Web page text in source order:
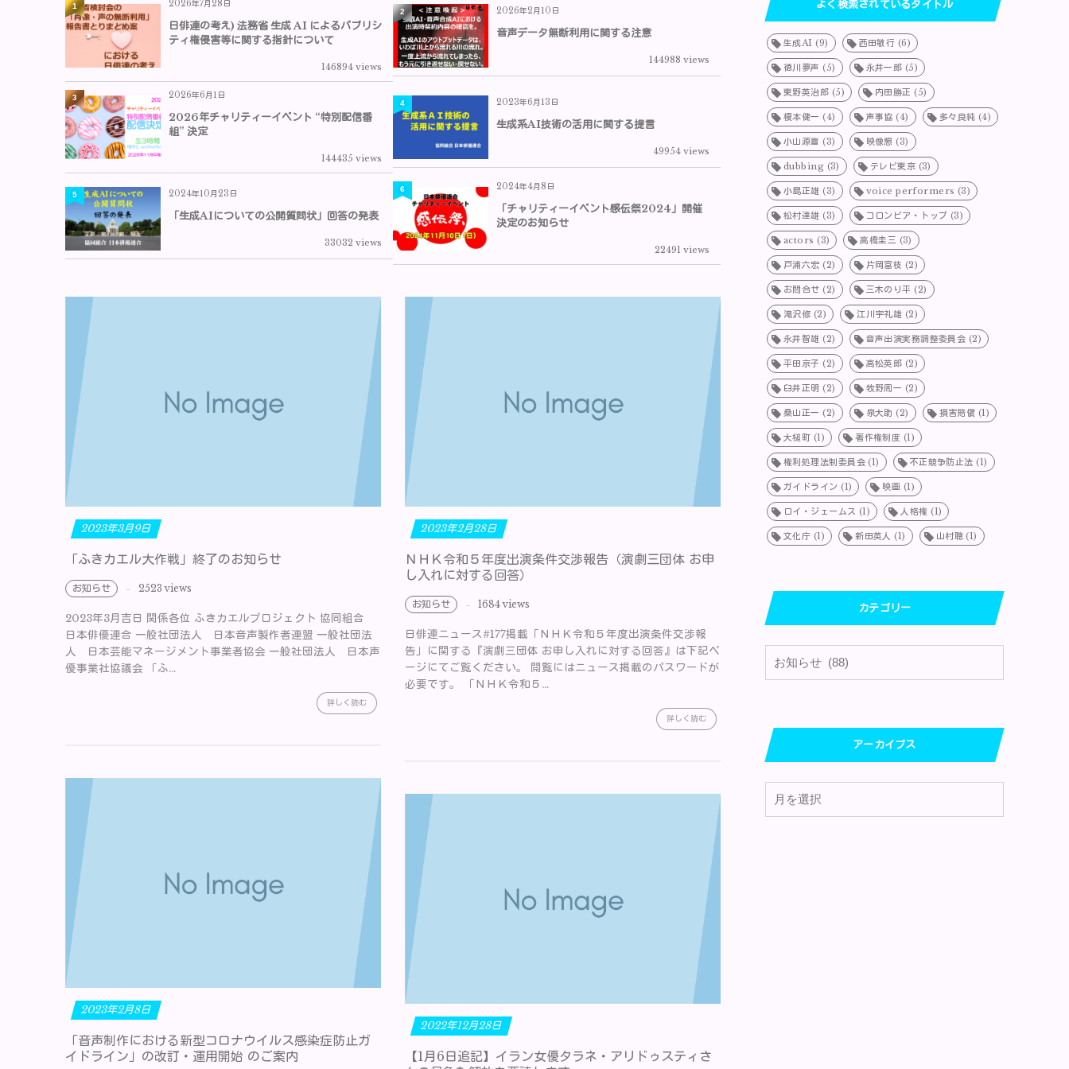
2026年7月28日
日俳連の考え) 法務省 生成 AI によるパブリシ
ティ権侵害等に関する指針について
146894 views
1 2026年2月10日
音声データ無断利用に関する注意
144988 views
2
2026年6月1日
2026年チャリティーイベント “特別配信番
組” 決定
144435 views
3 2023年6月13日
生成系AI技術の活用に関する提言
49954 views
4
2024年10月23日
「生成AIについての公開質問状」回答の発表
33032 views
5
2024年4月8日
「チャリティーイベント感伝祭2024」開催
決定のお知らせ
22491 views
6
2023年3月9日
「ふきカエル大作戦」終了のお知らせ
お知らせ 2523 views
2023年3月吉日 関係各位 ふきカエルプロジェクト 協同組合
日本俳優連合 一般社団法人 日本音声製作者連盟 一般社団法
人 日本芸能マネージメント事業者協会 一般社団法人 日本声
優事業社協議会 「ふ...
詳しく読む
2023年2月28日
ＮＨＫ令和５年度出演条件交渉報告（演劇三団体 お申
し入れに対する回答）
お知らせ 1684 views
日俳連ニュース#177掲載「ＮＨＫ令和５年度出演条件交渉報
告」に関する『演劇三団体 お申し入れに対する回答』は下記ペ
ージにてご覧ください。 閲覧にはニュース掲載のパスワードが
必要です。 「ＮＨＫ令和５...
詳しく読む
2023年2月8日
「音声制作における新型コロナウイルス感染症防止ガ
イドライン」の改訂・運用開始 のご案内
2022年12月28日
【1月6日追記】イラン女優タラネ・アリドゥスティさ
よく検索されているタイトル
生成AI (9) 西田敏行 (6)
徳川夢声 (5) 永井一郎 (5)
東野英治郎 (5) 内田勝正 (5)
榎本健一 (4) 声事協 (4) 多々良純 (4)
小山源喜 (3) 映像懇 (3)
dubbing (3) テレビ東京 (3)
小島正雄 (3) voice performers (3)
松村達雄 (3) コロンビア・トップ (3)
actors (3) 高橋圭三 (3)
戸浦六宏 (2) 片岡富枝 (2)
お問合せ (2) 三木のり平 (2)
滝沢修 (2) 江川宇礼雄 (2)
永井智雄 (2) 音声出演実務調整委員会 (2)
平田京子 (2) 高松英郎 (2)
臼井正明 (2) 牧野周一 (2)
桑山正一 (2) 泉大助 (2) 損害賠償 (1)
大槌町 (1) 著作権制度 (1)
権利処理法制委員会(1) 不正競争防止法 (1)
ガイドライン (1) 映画 (1)
ロイ・ジェームス (1) 人格権 (1)
文化庁 (1) 新田英人 (1) 山村聰(1)
カテゴリー
アーカイブス